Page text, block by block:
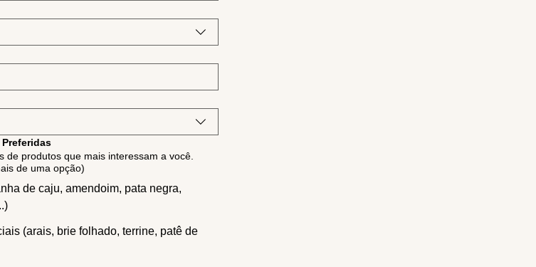
de produtos que mais interessam a você.
de uma opção)
de caju, amendoim, pata negra,
(arais, brie folhado, terrine, patê de